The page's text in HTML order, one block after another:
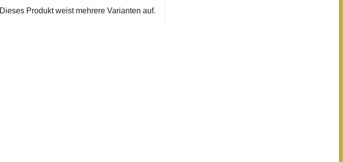
Dieses Produkt weist mehrere Varianten auf.